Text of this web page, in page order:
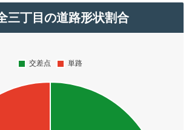
三丁目の道路形状割合